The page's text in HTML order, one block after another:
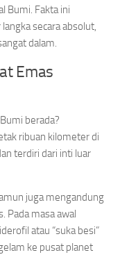
Bumi. Fakta ini
secara absolut,
dalam.
Emas
berada?
ribuan kilometer di
terdiri dari inti luar
juga mengandung
Pada masa awal
atau “suka besi”
ke pusat planet